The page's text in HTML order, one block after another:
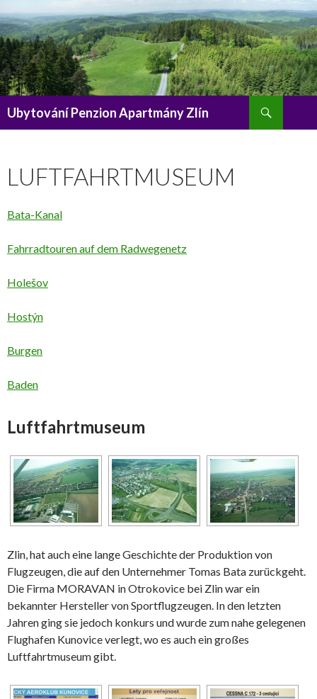
Ubytování Penzion Apartmány Zlín
LUFTFAHRTMUSEUM
Bata-Kanal
Fahrradtouren auf dem Radwegenetz
Holešov
Hostýn
Burgen
Baden
Luftfahrtmuseum
Zlin, hat auch eine lange Geschichte der Produktion von
Flugzeugen, die auf den Unternehmer Tomas Bata zurückgeht.
Die Firma MORAVAN in Otrokovice bei Zlin war ein
bekannter Hersteller von Sportflugzeugen. In den letzten
Jahren ging sie jedoch konkurs und wurde zum nahe gelegenen
Flughafen Kunovice verlegt, wo es auch ein großes
Luftfahrtmuseum gibt.